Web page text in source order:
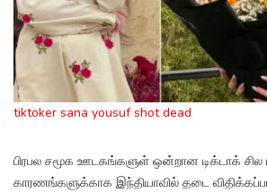
tiktoker sana yousuf shot dead
பிரபல சமூக ஊடகங்களுள் ஒன்றான டிக்டாக் சில
காரணங்களுக்காக இந்தியாவில் தடை